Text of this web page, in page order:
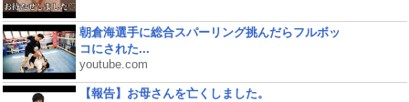
朝倉海選手に総合スパーリング挑んだらフルボッ
コにされた...
youtube.com
【報告】お母さんを亡くしました。